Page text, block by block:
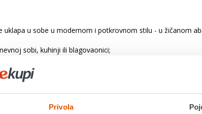
Privola
uklapa u sobe u modernom i potkrovnom stilu - u žičanom
sobi, kuhinji ili blagovaonici;
crnog i toplog zlata unijet će luksuz i profinjenu
i eleganciju, a kada je uključena, emitirana svjetlost daje
izvorom svjetla - promjer abažura je 36 cm.